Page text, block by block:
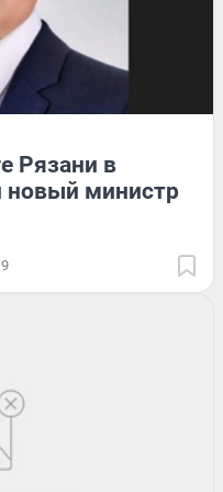
Рязани в
новый министр